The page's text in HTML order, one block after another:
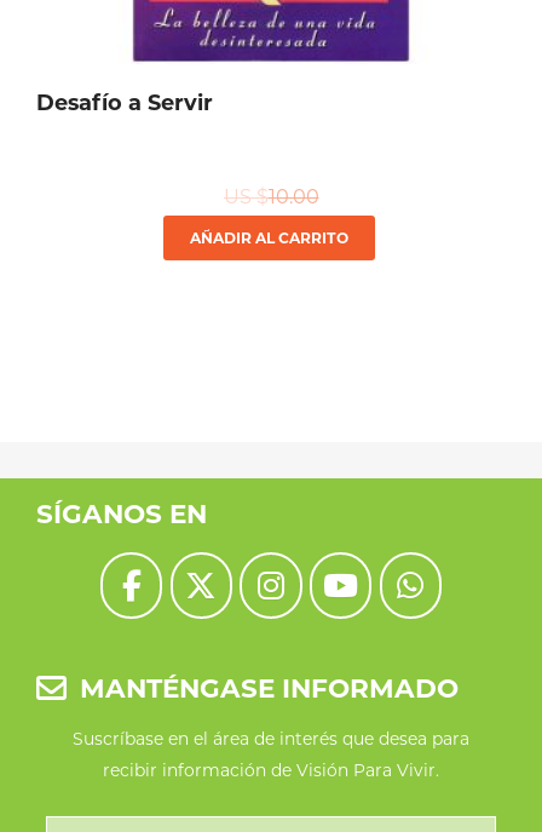
Desafío a Servir
US $10.00
AÑADIR AL CARRITO
SÍGANOS EN
MANTÉNGASE INFORMADO
Suscríbase en el área de interés que desea para
recibir información de Visión Para Vivir.